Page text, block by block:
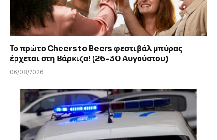
Το πρώτο Cheers to Beers φεστιβάλ μπύρας
έρχεται στη Βάρκιζα! (26-30 Aυγούστου)
06/08/2026